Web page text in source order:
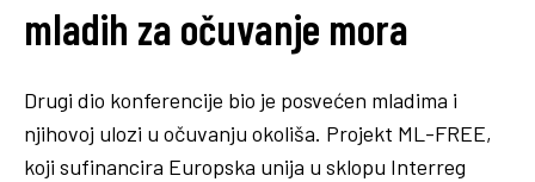
mladih za očuvanje mora
Drugi dio konferencije bio je posvećen mladima i
njihovoj ulozi u očuvanju okoliša. Projekt ML-FREE,
koji sufinancira Europska unija u sklopu Interreg